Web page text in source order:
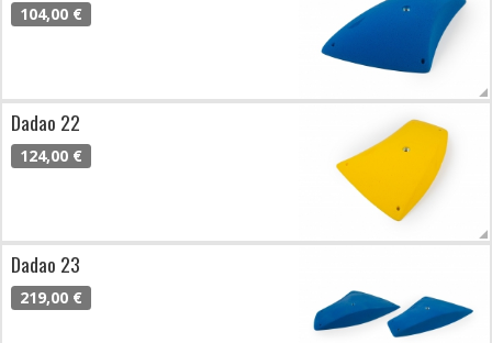
104,00 €
Dadao 22
124,00 €
Dadao 23
219,00 €